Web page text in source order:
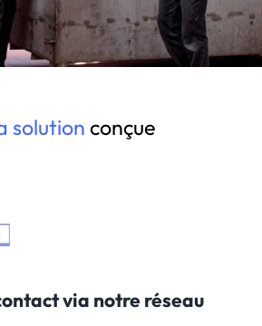
solution conçue
via notre réseau